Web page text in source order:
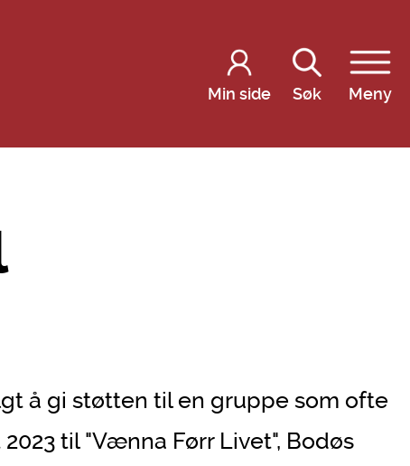
Min side Søk Meny
å gi støtten til en gruppe som ofte
til "Vænna Førr Livet", Bodøs